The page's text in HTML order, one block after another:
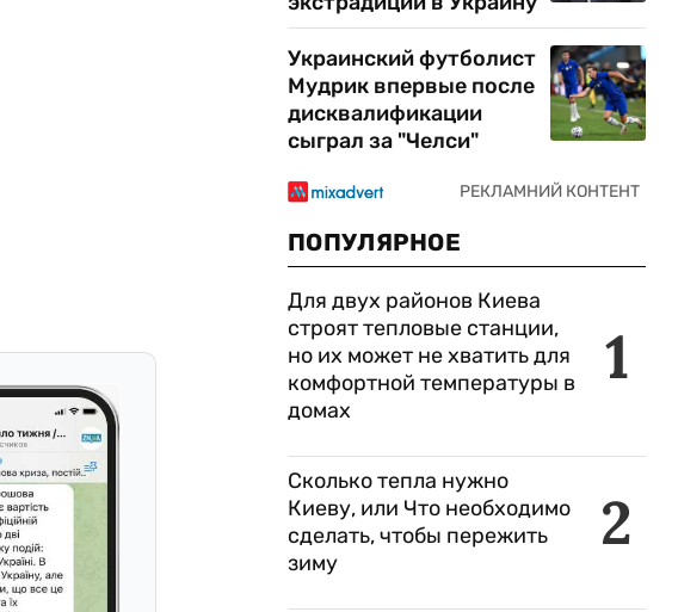
Украинский футболист
Мудрик впервые после
дисквалификации
сыграл за "Челси"
ПОПУЛЯРНОЕ
1
Для двух районов Киева
строят тепловые станции,
но их может не хватить для
комфортной температуры в
домах
2
Сколько тепла нужно
Киеву, или Что необходимо
сделать, чтобы пережить
зиму